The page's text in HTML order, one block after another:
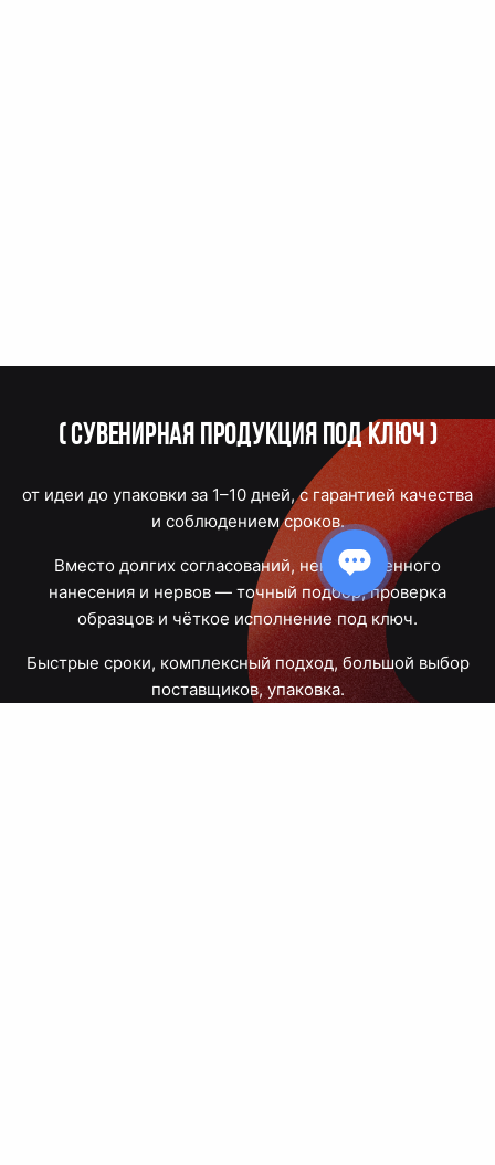
(Сувенирная продукция под ключ)
от идеи до упаковки за 1–10 дней, с гарантией качества
и соблюдением сроков.
Вместо долгих согласований, некачественного
нанесения и нервов — точный подбор, проверка
образцов и чёткое исполнение под ключ.
Быстрые сроки, комплексный подход, большой выбор
поставщиков, упаковка.